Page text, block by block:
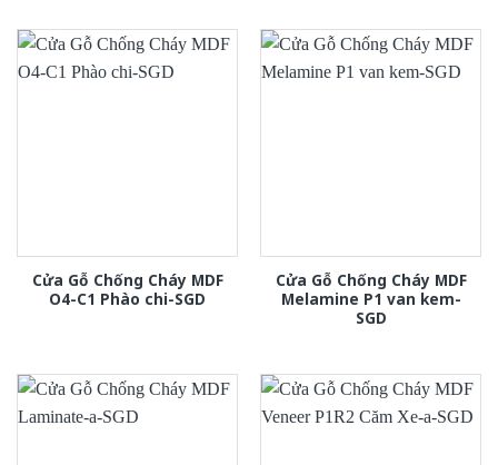
Cửa Gỗ Chống Cháy MDF
O4-C1 Phào chi-SGD
Cửa Gỗ Chống Cháy MDF
Melamine P1 van kem-
SGD